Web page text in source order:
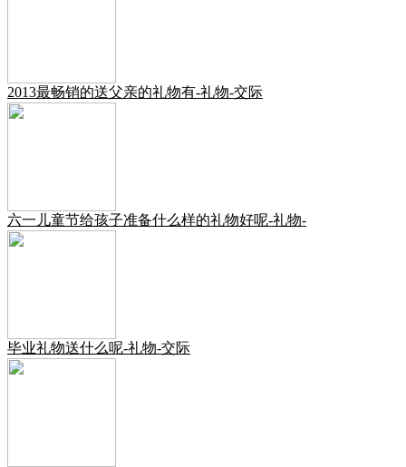
2013最畅销的送父亲的礼物有-礼物-交际
六一儿童节给孩子准备什么样的礼物好呢-礼物-
毕业礼物送什么呢-礼物-交际